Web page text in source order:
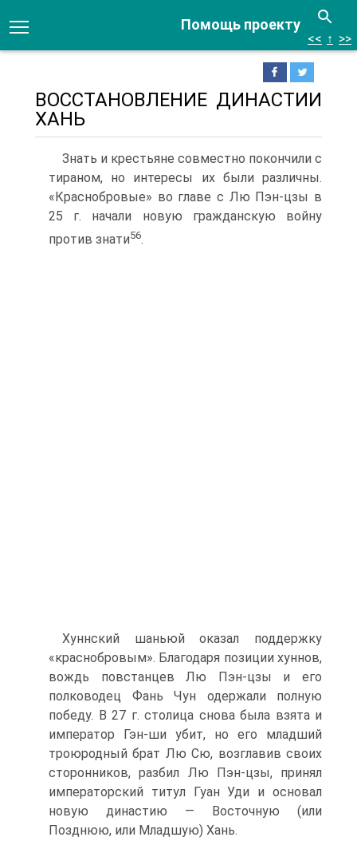
Помощь проекту
<< ↑ >>
ВОССТАНОВЛЕНИЕ ДИНАСТИИ
ХАНЬ
Знать и крестьяне совместно покончили с
тираном, но интересы их были различны.
«Краснобровые» во главе с Лю Пэн-цзы в
25 г. начали новую гражданскую войну
против знати56.
Хуннский шаньюй оказал поддержку
«краснобровым». Бла­годаря позиции хуннов,
вождь повстанцев Лю Пэн-цзы и его
полководец Фань Чун одержали полную
победу. В 27 г. столица снова была взята и
император Гэн-ши убит, но его младший
троюродный брат Лю Сю, возглавив своих
сторонников, разбил Лю Пэн-цзы, принял
императорский титул Гуан Уди и осно­вал
новую династию — Восточную (или
Позднюю, или Млад­шую) Хань.